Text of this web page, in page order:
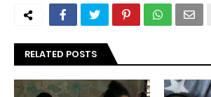
RELATED POSTS